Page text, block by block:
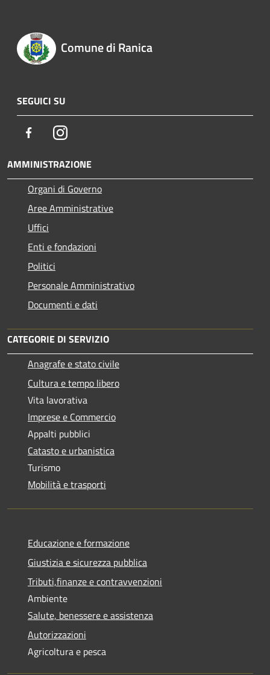
Comune di Ranica
SEGUICI SU
FacebookInstagram
AMMINISTRAZIONE
Organi di Governo
Aree Amministrative
Uffici
Enti e fondazioni
Politici
Personale Amministrativo
Documenti e dati
CATEGORIE DI SERVIZIO
Anagrafe e stato civile
Cultura e tempo libero
Vita lavorativa
Imprese e Commercio
Appalti pubblici
Catasto e urbanistica
Turismo
Mobilità e trasporti
Educazione e formazione
Giustizia e sicurezza pubblica
Tributi,finanze e contravvenzioni
Ambiente
Salute, benessere e assistenza
Autorizzazioni
Agricoltura e pesca